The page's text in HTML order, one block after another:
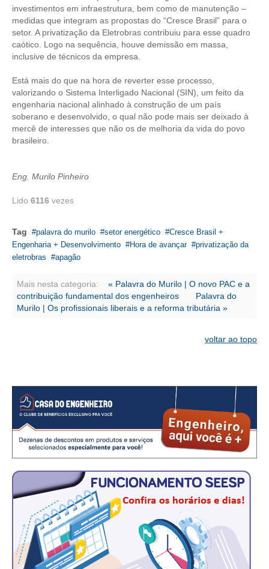
CONTATO
CURSOS
SEESP EDUCAÇÃO
PLATAFORMAS GRATUITAS
BENEFÍCIOS
SEESPPREV
CAMPANHAS SALARIAIS
CONTEÚDO ESPECIAL
JORNAL DO ENGENHEIRO
AGENDA
NOTÍCIAS NO WHATSAPP
FOTOS
PUBLICAÇÕES
PUBLICIDADE
investimentos em infraestrutura, bem como de manutenção –
medidas que integram as propostas do “Cresce Brasil” para o
setor. A privatização da Eletrobras contribuiu para esse quadro
caótico. Logo na sequência, houve demissão em massa,
inclusive de técnicos da empresa.
Está mais do que na hora de reverter esse processo,
valorizando o Sistema Interligado Nacional (SIN), um feito da
engenharia nacional alinhado à construção de um país
soberano e desenvolvido, o qual não pode mais ser deixado à
mercê de interesses que não os de melhoria da vida do povo
brasileiro.
Eng. Murilo Pinheiro
Lido 6116 vezes
Tag palavra do murilo setor energético
Cresce Brasil +
Engenharia + Desenvolvimento
Hora de avançar
privatização da
eletrobras
apagão
Mais nesta categoria:
« Palavra do Murilo | O novo PAC e a
contribuição fundamental dos engenheiros
Palavra do
Murilo | Os profissionais liberais e a reforma tributária »
voltar ao topo